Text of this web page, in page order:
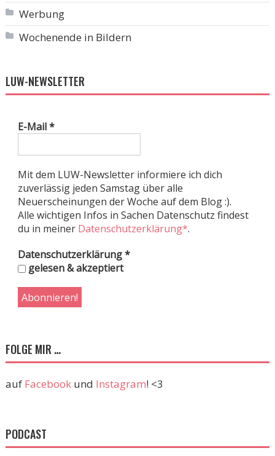
Werbung
Wochenende in Bildern
LUW-NEWSLETTER
E-Mail*
Mit dem LUW-Newsletter informiere ich dich
zuverlässig jeden Samstag über alle
Neuerscheinungen der Woche auf dem Blog :).
Alle wichtigen Infos in Sachen Datenschutz findest
du in meiner Datenschutzerklärung*.
Datenschutzerklärung*
gelesen & akzeptiert
FOLGE MIR …
auf Facebookund Instagram! <3
PODCAST